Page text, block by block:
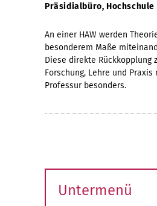
Präsidialbüro, Hochschule
An einer HAW werden
besonderem Maße
Diese direkte Rückkopplung
Forschung, Lehre und Praxis
Professur besonders.
Untermenü